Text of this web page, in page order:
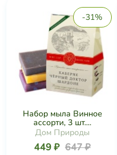
-31%
Набор мыла Винное
ассорти, 3 шт....
Дом Природы
449 ₽ 647 ₽